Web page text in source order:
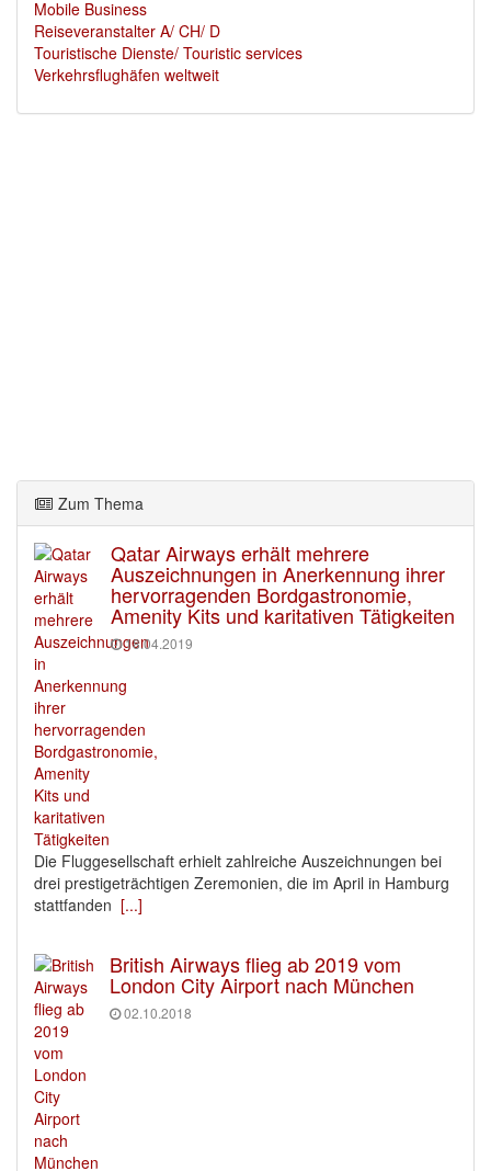
Mobile Business
Reiseveranstalter A/ CH/ D
Touristische Dienste/ Touristic services
Verkehrsflughäfen weltweit
Zum Thema
Qatar Airways erhält mehrere
Auszeichnungen in Anerkennung ihrer
hervorragenden Bordgastronomie,
Amenity Kits und karitativen Tätigkeiten
18.04.2019
Die Fluggesellschaft erhielt zahlreiche Auszeichnungen bei
drei prestigeträchtigen Zeremonien, die im April in Hamburg
stattfanden [...]
British Airways flieg ab 2019 vom
London City Airport nach München
02.10.2018